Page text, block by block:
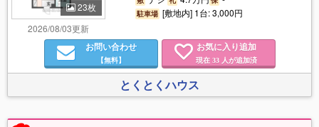
23枚
2026/08/03更新
駐車場 [敷地内] 1台: 3,000円
お問い合わせ
【無料】
お気に入り追加
現在 33人が追加済
とくとくハウス